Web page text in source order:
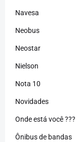
Navesa
Neobus
Neostar
Nielson
Nota 10
Novidades
Onde está você ???
Ônibus de bandas